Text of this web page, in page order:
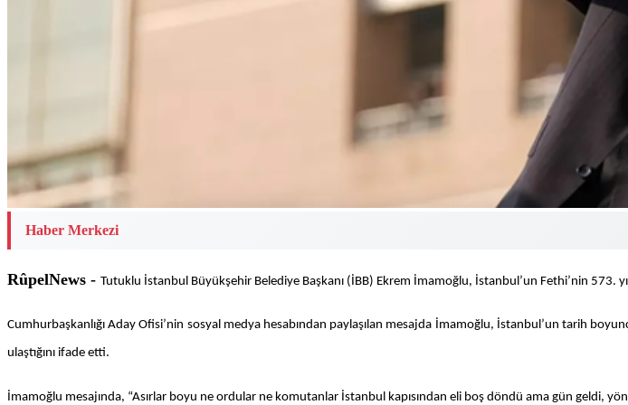
Haber Merkezi
RûpelNews - Tutuklu İstanbul Büyükşehir Belediye Başkanı (İBB) Ekrem İmamoğlu, İstanbul’un Fethi’nin 573.
Cumhurbaşkanlığı Aday Ofisi’nin sosyal medya hesabından paylaşılan mesajda İmamoğlu, İstanbul’un tarih
ulaştığını ifade etti.
İmamoğlu mesajında, “Asırlar boyu ne ordular ne komutanlar İstanbul kapısından eli boş döndü ama gün geldi,